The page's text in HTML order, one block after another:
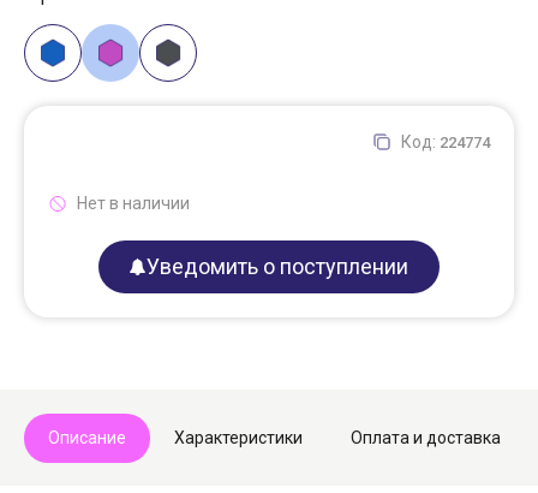
Код: 224774
Нет в наличии
Уведомить о поступлении
Описание Характеристики Оплата и доставка